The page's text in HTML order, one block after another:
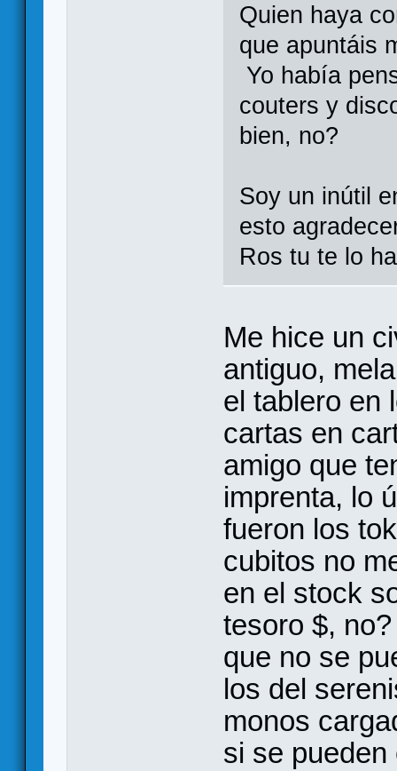
Quien haya
que apuntáis
Yo había
couters y
bien, no?
Soy un inútil
esto
Ros tu te lo
Me hice un
antiguo,
el tablero en
cartas en
amigo que
imprenta, lo
fueron los
cubitos no
en el stock
tesoro $,
que no se
los del
monos
si se